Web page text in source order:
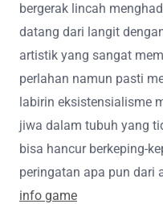
bergerak lincah
datang dari langit
artistik yang sangat
perlahan namun pasti
labirin eksistensialisme
jiwa dalam tubuh yang
bisa hancur berkeping-
peringatan apa pun dari
info game